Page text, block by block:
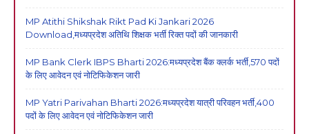
MP Atithi Shikshak Rikt Pad Ki Jankari 2026
Download,मध्यप्रदेश अतिथि शिक्षक भर्ती रिक्त पदों की जानकारी
MP Bank Clerk IBPS Bharti 2026:मध्यप्रदेश बैंक क्लर्क भर्ती,570 पदों
के लिए आवेदन एवं नोटिफिकेशन जारी
MP Yatri Parivahan Bharti 2026:मध्यप्रदेश यात्री परिवहन भर्ती,400
पदों के लिए आवेदन एवं नोटिफिकेशन जारी